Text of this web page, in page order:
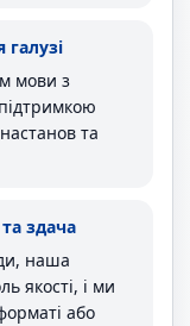
мови з
та
здача
наша
якості, і ми
або